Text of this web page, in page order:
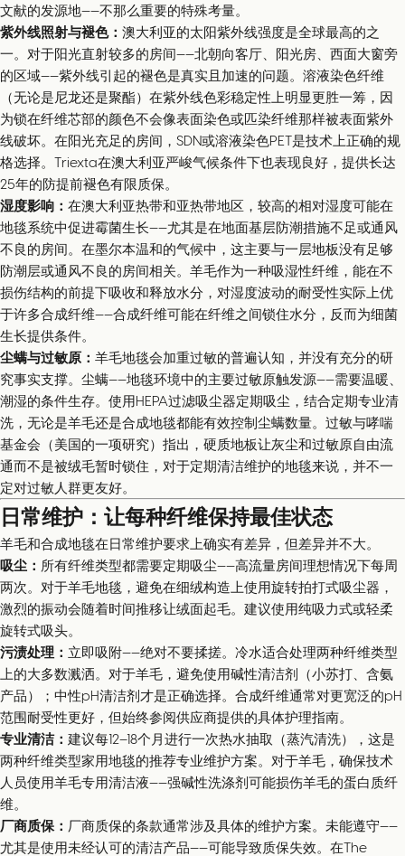
文献的发源地——不那么重要的特殊考量。
紫外线照射与褪色： 澳大利亚的太阳紫外线强度是全球最高的之
一。对于阳光直射较多的房间——北朝向客厅、阳光房、西面大窗旁
的区域——紫外线引起的褪色是真实且加速的问题。溶液染色纤维
（无论是尼龙还是聚酯）在紫外线色彩稳定性上明显更胜一筹，因
为锁在纤维芯部的颜色不会像表面染色或匹染纤维那样被表面紫外
线破坏。在阳光充足的房间，SDN或溶液染色PET是技术上正确的规
格选择。Triexta在澳大利亚严峻气候条件下也表现良好，提供长达
25年的防提前褪色有限质保。
湿度影响： 在澳大利亚热带和亚热带地区，较高的相对湿度可能在
地毯系统中促进霉菌生长——尤其是在地面基层防潮措施不足或通风
不良的房间。在墨尔本温和的气候中，这主要与一层地板没有足够
防潮层或通风不良的房间相关。羊毛作为一种吸湿性纤维，能在不
损伤结构的前提下吸收和释放水分，对湿度波动的耐受性实际上优
于许多合成纤维——合成纤维可能在纤维之间锁住水分，反而为细菌
生长提供条件。
尘螨与过敏原： 羊毛地毯会加重过敏的普遍认知，并没有充分的研
究事实支撑。尘螨——地毯环境中的主要过敏原触发源——需要温暖、
潮湿的条件生存。使用HEPA过滤吸尘器定期吸尘，结合定期专业清
洗，无论是羊毛还是合成地毯都能有效控制尘螨数量。过敏与哮喘
基金会（美国的一项研究）指出，硬质地板让灰尘和过敏原自由流
通而不是被绒毛暂时锁住，对于定期清洁维护的地毯来说，并不一
定对过敏人群更友好。
日常维护：让每种纤维保持最佳状态
羊毛和合成地毯在日常维护要求上确实有差异，但差异并不大。
吸尘： 所有纤维类型都需要定期吸尘——高流量房间理想情况下每周
两次。对于羊毛地毯，避免在细绒构造上使用旋转拍打式吸尘器，
激烈的振动会随着时间推移让绒面起毛。建议使用纯吸力式或轻柔
旋转式吸头。
污渍处理： 立即吸附——绝对不要揉搓。冷水适合处理两种纤维类型
上的大多数溅洒。对于羊毛，避免使用碱性清洁剂（小苏打、含氨
产品）；中性pH清洁剂才是正确选择。合成纤维通常对更宽泛的pH
范围耐受性更好，但始终参阅供应商提供的具体护理指南。
专业清洁： 建议每12–18个月进行一次热水抽取（蒸汽清洗），这是
两种纤维类型家用地毯的推荐专业维护方案。对于羊毛，确保技术
人员使用羊毛专用清洁液——强碱性洗涤剂可能损伤羊毛的蛋白质纤
维。
厂商质保： 厂商质保的条款通常涉及具体的维护方案。未能遵守——
尤其是使用未经认可的清洁产品——可能导致质保失效。在The